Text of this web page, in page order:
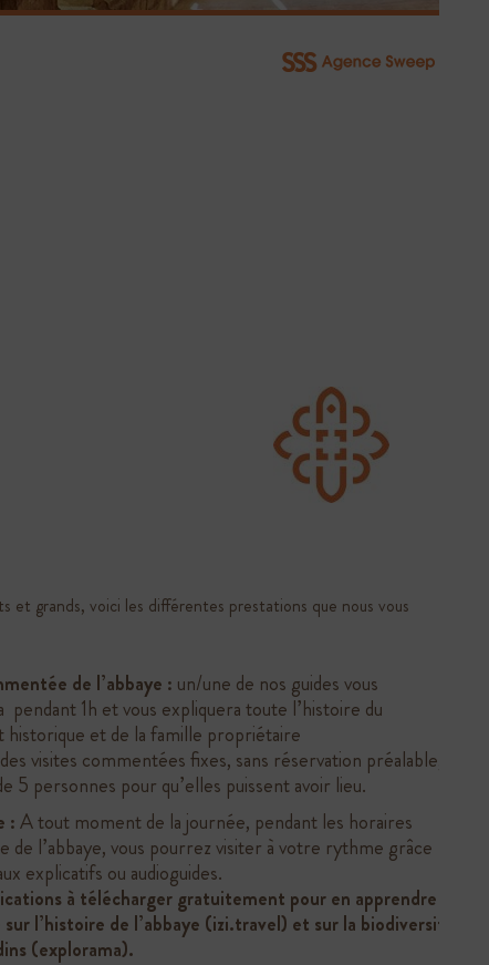
NOTRE VIN
et grands, voici les différentes prestations que nous vous
de l’abbaye : un/une de nos guides vous
pendant 1h et vous expliquera toute l’histoire du
historique et de la famille propriétaire
visites commentées fixes, sans réservation préalable,
5 personnes pour qu’elles puissent avoir lieu.
:A tout moment de la journée, pendant les horaires
de l’abbaye, vous pourrez visiter à votre rythme grâce
explicatifs ou audioguides.
à télécharger gratuitement pour en apprendre
l’histoire de l’abbaye (izi.travel) et sur la biodiversité
(explorama).